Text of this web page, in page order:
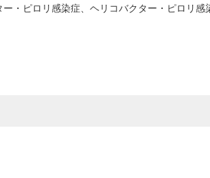
・ピロリ感染症、ヘリコバクター・ピロリ感